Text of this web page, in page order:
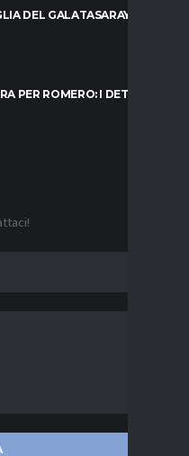
DEL GALATASARAY: “FAI
PER ROMERO: I DETTAGLI